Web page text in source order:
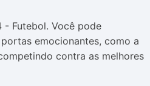
- Futebol. Você pode
emocionantes, como a
contra as melhores